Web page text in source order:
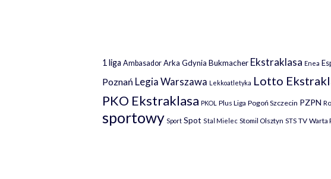
1 liga Ambasador Arka Gdynia Bukmacher Ekstraklasa Enea
Poznań Legia Warszawa Lekkoatletyka Lotto
PKO Ekstraklasa PKOL Plus Liga Pogoń Szczecin PZPN
sportowy Sport Spot Stal Mielec Stomil Olsztyn STS TV Warta